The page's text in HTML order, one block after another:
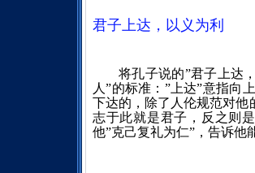
君子上达，以义为利
将孔子说的”君子上达
人”的标准：”上达”意指向
下达的，除了人伦规范对他
志于此就是君子，反之则
他”克己复礼为仁”，告诉他